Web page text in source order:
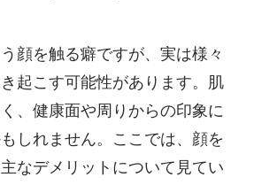
顔を触る癖ですが、実は様々
起こす可能性があります。肌
、健康面や周りからの印象に
しれません。ここでは、顔を
なデメリットについて見てい